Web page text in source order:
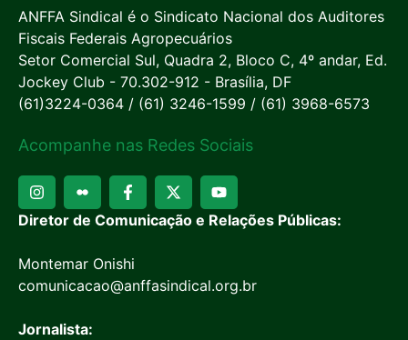
ANFFA Sindical é o Sindicato Nacional dos Auditores
Fiscais Federais Agropecuários
Setor Comercial Sul, Quadra 2, Bloco C, 4º andar, Ed.
Jockey Club - 70.302-912 - Brasília, DF
(61)3224-0364 / (61) 3246-1599 / (61) 3968-6573
Acompanhe nas Redes Sociais
Diretor de Comunicação e Relações Públicas:
Montemar Onishi
comunicacao@anffasindical.org.br
Jornalista: